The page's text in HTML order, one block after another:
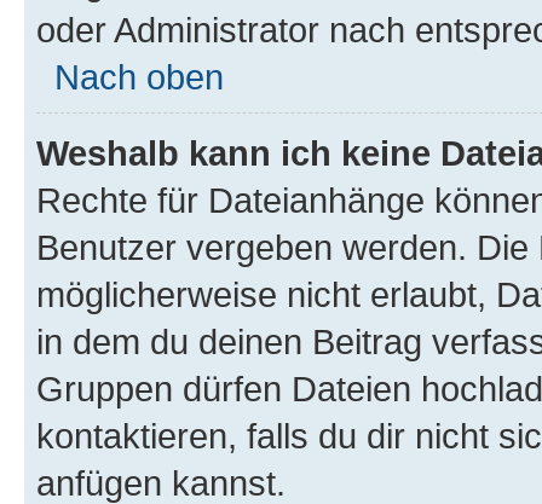
oder Administrator nach
Nach oben
Weshalb kann ich keine
Rechte für Dateianhänge
Benutzer vergeben werden.
möglicherweise nicht erlaubt,
in dem du deinen Beitrag
Gruppen dürfen Dateien
kontaktieren, falls du dir nicht
anfügen kannst.